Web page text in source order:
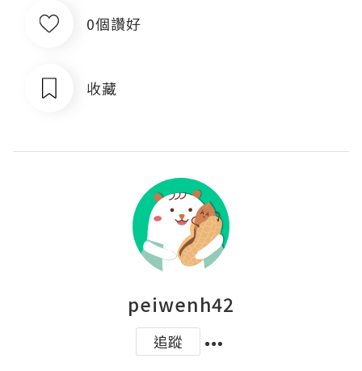
0個讚好
收藏
peiwenh42
追蹤